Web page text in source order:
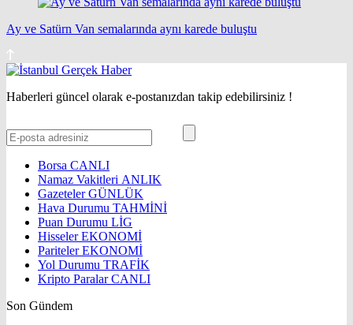
Ay ve Satürn Van semalarında aynı karede buluştu
Haberleri güncel olarak e-postanızdan takip edebilirsiniz !
Borsa CANLI
Namaz Vakitleri ANLIK
GazetelerGÜNLÜK
Hava Durumu TAHMİNİ
Puan Durumu LİG
HisselerEKONOMİ
ParitelerEKONOMİ
Yol Durumu TRAFİK
Kripto ParalarCANLI
Son Gündem